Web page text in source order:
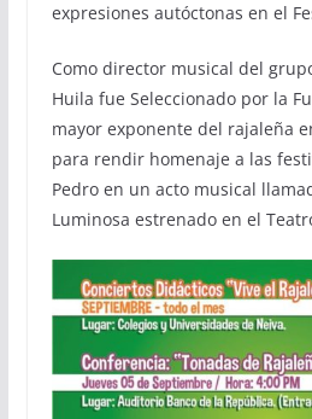
expresiones autóctonas en el
Como director musical del
Huila fue Seleccionado por la
mayor exponente del rajaleña
para rendir homenaje a las
Pedro en un acto musical
Luminosa estrenado en el